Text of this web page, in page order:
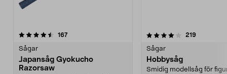
167recensioner
Sågar
Japansåg Gyokucho
Razorsaw
4.0 av 5 stjärnor 219
Sågar
Hobbysåg
Smidig modellsåg för
4.5 av 5 stjärnor